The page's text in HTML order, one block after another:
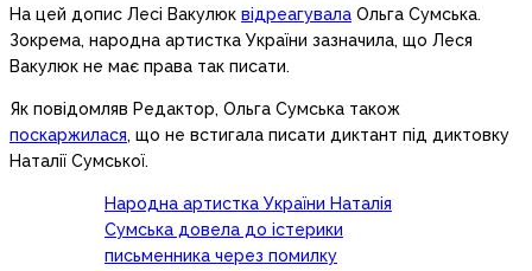
На цей допис Лесі Вакулюк відреагувала Ольга Сумська.
Зокрема, народна артистка України зазначила, що Леся
Вакулюк не має права так писати.
Як повідомляв Редактор, Ольга Сумська також
поскаржилася, що не встигала писати диктант під диктовку
Наталії Сумської.
Народна артистка України Наталія
Сумська довела до істерики
письменника через помилку